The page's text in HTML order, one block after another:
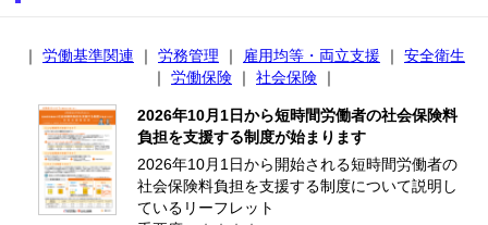
｜ 労働基準関連 ｜ 労務管理 ｜ 雇用均等・両立支援 ｜ 安全衛生
｜ 労働保険 ｜ 社会保険 ｜
2026年10月1日から短時間労働者の社会保険料
負担を支援する制度が始まります
2026年10月1日から開始される短時間労働者の
社会保険料負担を支援する制度について説明し
ているリーフレット